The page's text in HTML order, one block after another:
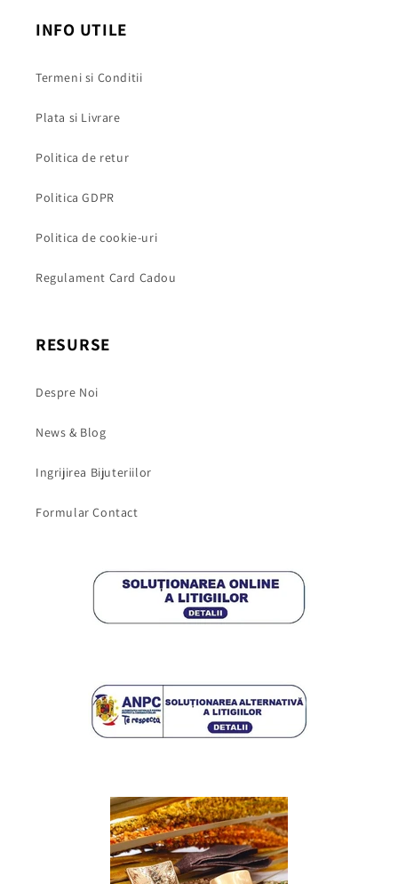
INFO UTILE
Termeni si Conditii
Plata si Livrare
Politica de retur
Politica GDPR
Politica de cookie-uri
Regulament Card Cadou
RESURSE
Despre Noi
News & Blog
Ingrijirea Bijuteriilor
Formular Contact